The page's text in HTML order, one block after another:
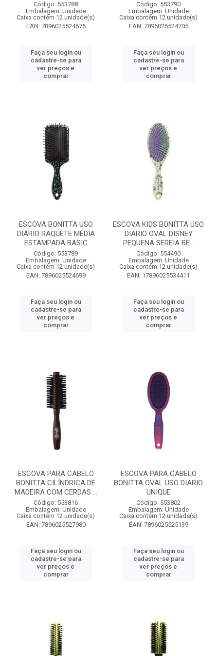
Código: 553788
Embalagem: Unidade
Caixa contém 12 unidade(s)
EAN: 7896025524675
Faça seu login ou
cadastre-se para
ver preços e
comprar
Código: 553790
Embalagem: Unidade
Caixa contém 12 unidade(s)
EAN: 7896025524705
Faça seu login ou
cadastre-se para
ver preços e
comprar
ESCOVA BONITTA USO
DIARIO RAQUETE MÉDIA
ESTAMPADA BASIC
Código: 553789
Embalagem: Unidade
Caixa contém 12 unidade(s)
EAN: 7896025524699
Faça seu login ou
cadastre-se para
ver preços e
comprar
ESCOVA KIDS BONITTA USO
DIARIO OVAL DISNEY
PEQUENA SEREIA BE...
Código: 554490
Embalagem: Unidade
Caixa contém 12 unidade(s)
EAN: 17896025534411
Faça seu login ou
cadastre-se para
ver preços e
comprar
ESCOVA PARA CABELO
BONITTA CILÍNDRICA DE
MADEIRA COM CERDAS ...
Código: 553816
Embalagem: Unidade
Caixa contém 12 unidade(s)
EAN: 7896025527980
Faça seu login ou
cadastre-se para
ver preços e
comprar
ESCOVA PARA CABELO
BONITTA OVAL USO DIARIO
UNIQUE
Código: 553802
Embalagem: Unidade
Caixa contém 12 unidade(s)
EAN: 7896025525139
Faça seu login ou
cadastre-se para
ver preços e
comprar